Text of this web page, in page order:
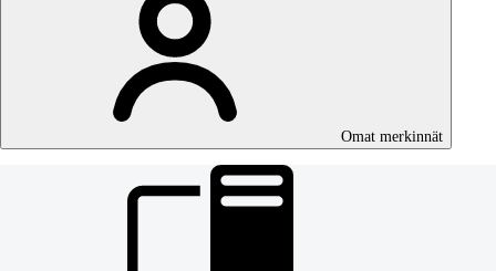
Omat merkinnät